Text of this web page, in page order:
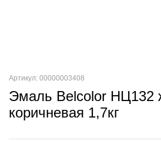
Артикул: 00000003408
Эмаль Belcolor НЦ132
коричневая 1,7кг